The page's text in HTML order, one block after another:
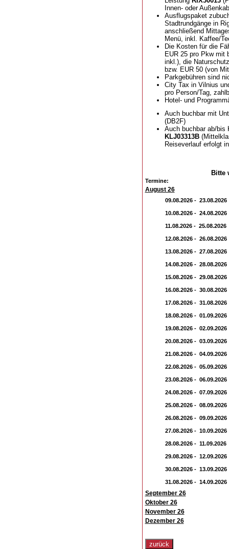
Innen- oder
Ausflugspaket
Stadtrundgänge in
anschließend
Menü, inkl. Kaffee/
Die Kosten für die
EUR 25 pro Pkw mit
inkl.), die
bzw. EUR 50 (von
Parkgebühren sind
City Tax in Vilnius
pro Person/Tag,
Hotel- und
Auch buchbar mit
(DB2F)
Auch buchbar ab/bis
KLJ03313B
Reiseverlauf erfolgt
Bitte
Termine:
August 26
09.08.2026 - 23.08.2026
10.08.2026 - 24.08.2026
11.08.2026 - 25.08.2026
12.08.2026 - 26.08.2026
13.08.2026 - 27.08.2026
14.08.2026 - 28.08.2026
15.08.2026 - 29.08.2026
16.08.2026 - 30.08.2026
17.08.2026 - 31.08.2026
18.08.2026 - 01.09.2026
19.08.2026 - 02.09.2026
20.08.2026 - 03.09.2026
21.08.2026 - 04.09.2026
22.08.2026 - 05.09.2026
23.08.2026 - 06.09.2026
24.08.2026 - 07.09.2026
25.08.2026 - 08.09.2026
26.08.2026 - 09.09.2026
27.08.2026 - 10.09.2026
28.08.2026 - 11.09.2026
29.08.2026 - 12.09.2026
30.08.2026 - 13.09.2026
31.08.2026 - 14.09.2026
September 26
Oktober 26
November 26
Dezember 26